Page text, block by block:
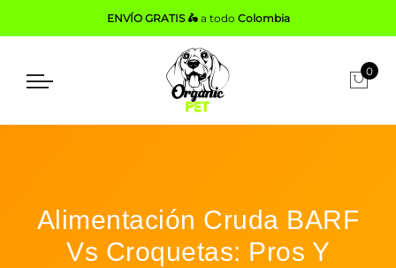
ENVÍO GRATIS 🛵a todo Colombia
0
Alimentación Cruda BARF
Vs Croquetas: Pros Y